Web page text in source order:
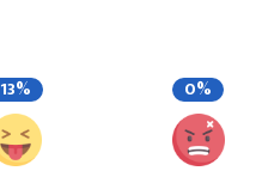
13% 0%